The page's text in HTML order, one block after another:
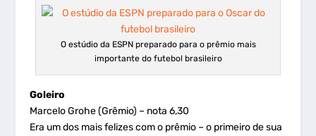
O estúdio da ESPN preparado para o prêmio mais
importante do futebol brasileiro
Goleiro
Marcelo Grohe (Grêmio) – nota 6,30
Era um dos mais felizes com o prêmio – o primeiro de sua